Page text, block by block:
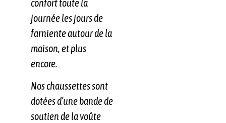
confort toute la
journée les jours de
farniente autour de la
maison, et plus
encore.
Nos chaussettes sont
dotées d’une bande de
soutien de la voûte